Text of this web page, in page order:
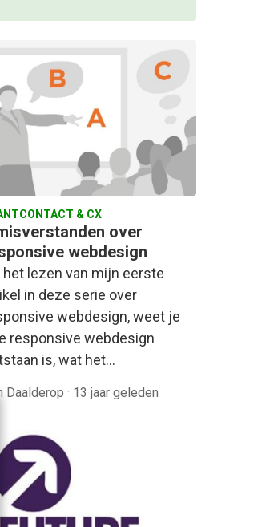
& CX
over
webdesign
het lezen van mijn eerste
in deze serie over
webdesign, weet je
responsive webdesign
is, wat het…
Daalderop · 13 jaar geleden